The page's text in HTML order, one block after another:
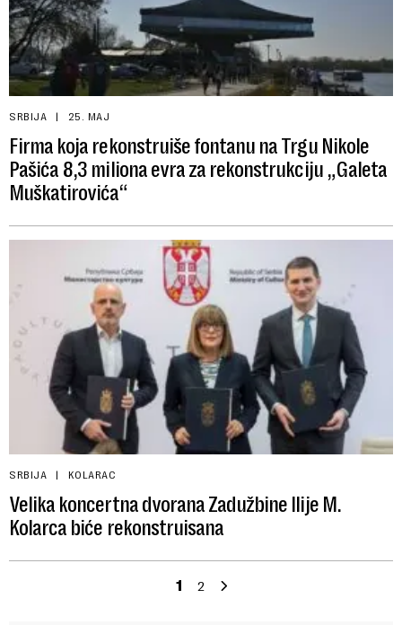
SRBIJA 25. MAJ
Firma koja rekonstruiše fontanu na Trgu Nikole
Pašića 8,3 miliona evra za rekonstrukciju „Galeta
Muškatirovića“
SRBIJA KOLARAC
Velika koncertna dvorana Zadužbine Ilije M.
Kolarca biće rekonstruisana
1 2